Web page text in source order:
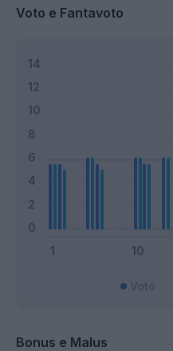
Voto e Fantavoto
Bonus e Malus